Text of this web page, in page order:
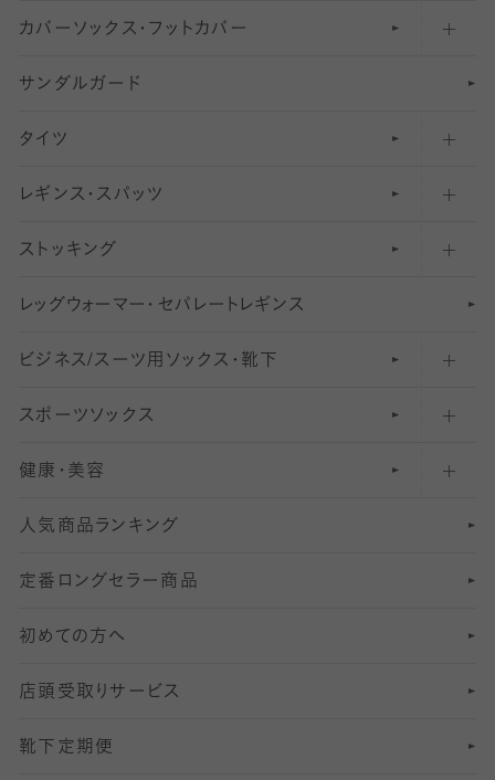
五本指ソックス・靴下
足袋ソックス・靴下
無地・プレーンソックス・靴下
柄ソックス・靴下
スニーカー（くるぶし）用ソックス
アンクル・ショートソックス（くるぶし上）
クルーソックス（ふくらはぎ下）
ハイソックス
オーバーニー・ニーハイソックス
カバーソックス・フットカバー
フットカバー・カバーソックス（深め）
フットカバー・カバーソックス（ふつう）
フットカバー・カバーソックス（浅め）
サンダルガード
タイツ
30デニール以下のタイツ（薄手タイツ）
31〜40デニールタイツ
41〜60デニールタイツ
61〜80デニールタイツ
81 〜110デニールタイツ
111〜210デニールタイツ
211デニールタイツ以上（防寒・厚手タイツ）
レギンス・スパッツ
柄レギンス
無地レギンス
レギンスパンツ（レギパン）
マタニティレギンス
5 分丈
6 分丈レギンス
7 分丈 レギンス
8分丈 レギンス
10分丈 レギンス
12分丈レギンス
ストッキング
伝線しにくいストッキング
ショートストッキング
結婚式用ストッキング
美脚ストッキング
オールスルーストッキング
レッ グ ウォー マー ・ セパレー ト レ ギンス
ビジネス/スーツ用 ソックス・靴下
匠シリーズ
フレッシャーズ向けソックス・靴下
冠婚葬祭向けソックス・靴下
スーツカジュアルソックス・靴下
ロングホーズ
スポーツソックス
ランニングソックス・靴下
ゴルフソックス・靴下
サッカー・フットサル用ソックス
ヨガソックス・靴下
スポーツ用レッグウォーマー
SSサイズ（21～23cm）
健康・美容
インナーソックス
加圧・着圧ソックス
冷えとり靴下
着圧・加圧タイツ
むくみ対策
人気商品ランキング
定番ロングセラー商品
初めての方へ
店頭受取りサービス
靴下定期便